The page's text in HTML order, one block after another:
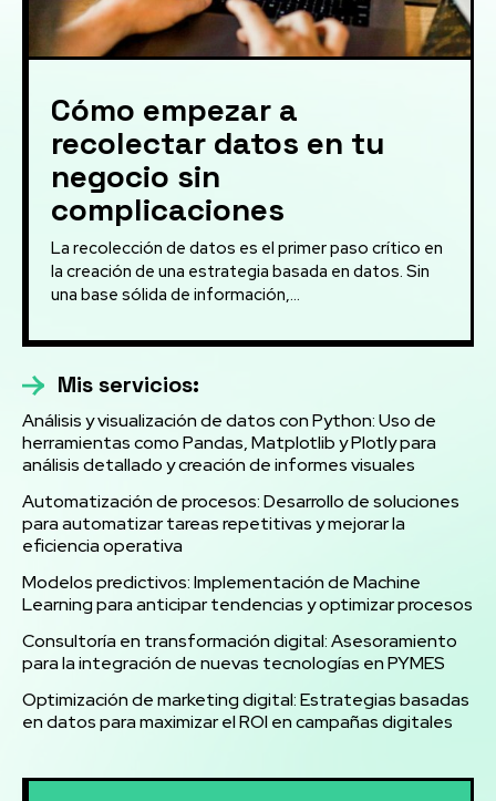
Cómo empezar a
recolectar datos en tu
negocio sin
complicaciones
La recolección de datos es el primer paso crítico en
la creación de una estrategia basada en datos. Sin
una base sólida de información,...
Mis servicios:
Análisis y visualización de datos con Python: Uso de
herramientas como Pandas, Matplotlib y Plotly para
análisis detallado y creación de informes visuales
Automatización de procesos: Desarrollo de soluciones
para automatizar tareas repetitivas y mejorar la
eficiencia operativa
Modelos predictivos: Implementación de Machine
Learning para anticipar tendencias y optimizar procesos
Consultoría en transformación digital: Asesoramiento
para la integración de nuevas tecnologías en PYMES
Optimización de marketing digital: Estrategias basadas
en datos para maximizar el ROI en campañas digitales